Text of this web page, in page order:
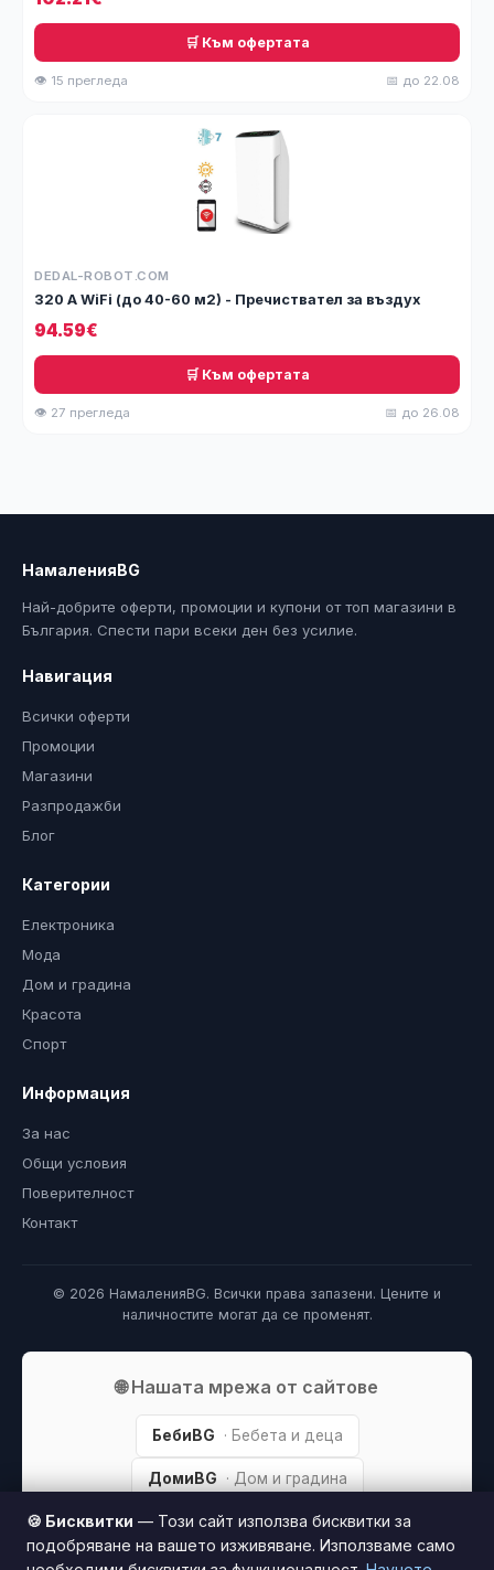
🛒 Към офертата
👁 15 прегледа 📅 до 22.08
DEDAL-ROBOT.COM
320 A WiFi (до 40-60 м2) - Пречиствател за въздух
94.59€
🛒 Към офертата
👁 27 прегледа 📅 до 26.08
НамаленияBG
Най-добрите оферти, промоции и купони от топ магазини в
България. Спести пари всеки ден без усилие.
Навигация
Всички оферти
Промоции
Магазини
Разпродажби
Блог
Категории
Електроника
Мода
Дом и градина
Красота
Спорт
Информация
За нас
Общи условия
Поверителност
Контакт
© 2026 НамаленияBG. Всички права запазени. Цените и
наличностите могат да се променят.
🌐 Нашата мрежа от сайтове
БебиBG · Бебета и деца
ДомиBG · Дом и градина
ПарфюмBG · Парфюми
ХубаваКожа · Грижа за кожата
🍪 Бисквитки — Този сайт използва бисквитки за
подобряване на вашето изживяване. Използваме само